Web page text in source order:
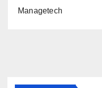
Managetech